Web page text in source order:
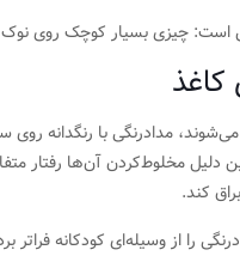
چیزی بسیار کوچک روی نوک
مدادرنگی با رنگدانه
مخلوط‌کردن آن‌ها رفتار
کند.
را از وسیله‌ای کودکانه